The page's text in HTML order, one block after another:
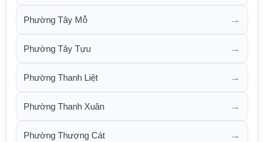
Phường Tây Mỗ →
Phường Tây Tựu →
Phường Thanh Liệt →
Phường Thanh Xuân →
Phường Thượng Cát →